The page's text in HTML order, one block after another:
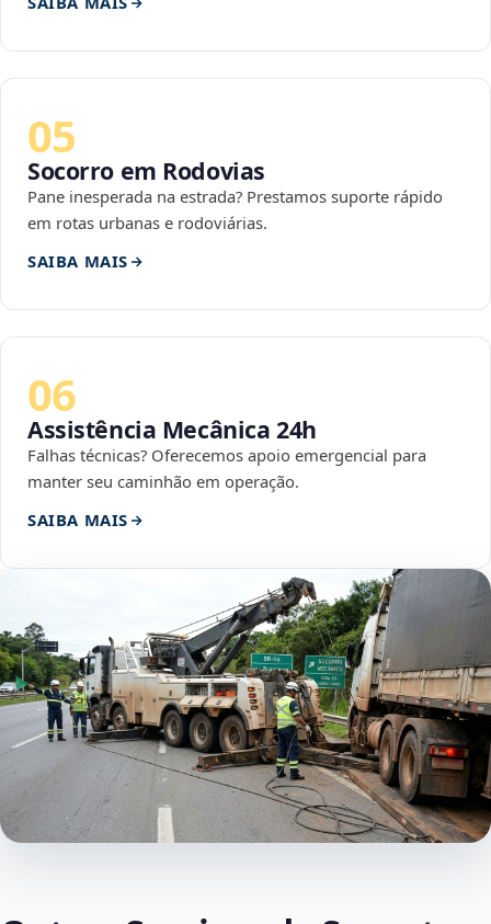
05
Socorro em Rodovias
Pane inesperada na estrada? Prestamos suporte rápido
em rotas urbanas e rodoviárias.
SAIBA MAIS
06
Assistência Mecânica 24h
Falhas técnicas? Oferecemos apoio emergencial para
manter seu caminhão em operação.
SAIBA MAIS